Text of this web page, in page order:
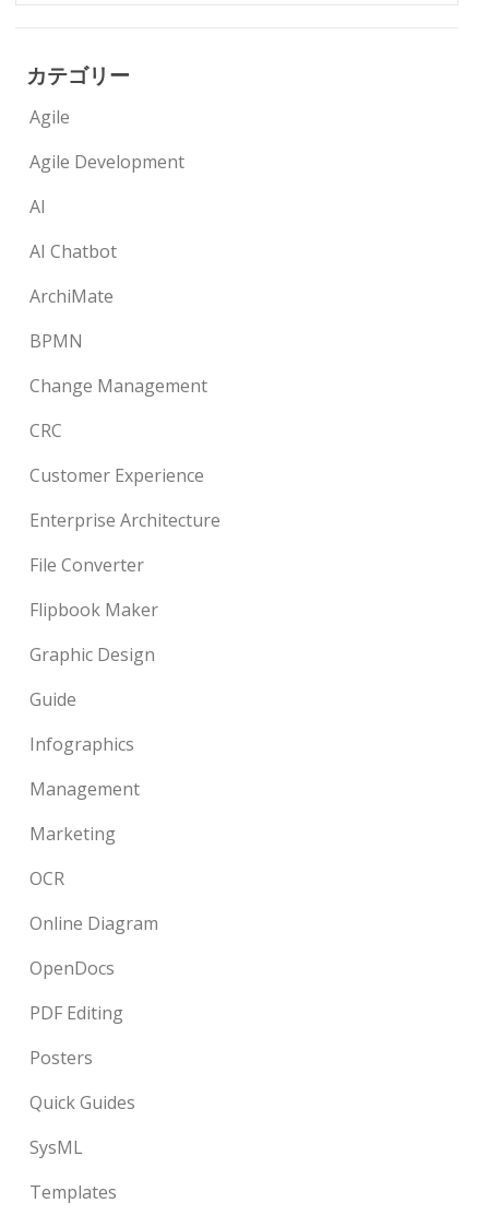
カテゴリー
Agile
Agile Development
AI
AI Chatbot
ArchiMate
BPMN
Change Management
CRC
Customer Experience
Enterprise Architecture
File Converter
Flipbook Maker
Graphic Design
Guide
Infographics
Management
Marketing
OCR
Online Diagram
OpenDocs
PDF Editing
Posters
Quick Guides
SysML
Templates